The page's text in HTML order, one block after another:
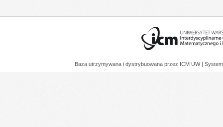
Baza utrzymywana i dystrybuowana przez ICM UW |